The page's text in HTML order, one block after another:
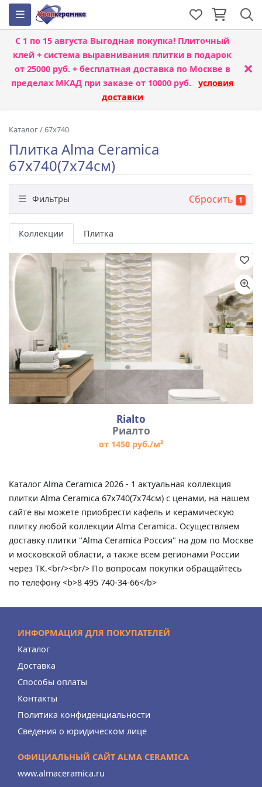
С 1 по 15 августа Выгодная покупка! Плиточный
клей + система выравнивания плитки в подарок
от 25000 руб. + бесплатная доставка по Москве в
пределах МКАД при заказе от 10000 руб. условия
доставки
×
Каталог/67x740
Плитка Alma Ceramica
67x740(7x74см)
Фильтры Сбросить 1
Бренд
Назначение
Размер
Коллекции Плитка
Rialto
Риалто
от 1450 руб./м²
Каталог Alma Ceramica 2026 - 1 актуальная коллекция
плитки Alma Ceramica 67x740(7x74см) с ценами, на нашем
сайте вы можете приобрести кафель и керамическую
плитку любой коллекции Alma Ceramica. Осуществляем
доставку плитки "Alma Ceramica Россия" на дом по Москве
и московской области, а также всем регионами России
через ТК.<br/><br/> По вопросам покупки обращайтесь
по телефону <b>8 495 740-34-66</b>
ИНФОРМАЦИЯ ДЛЯ ПОКУПАТЕЛЕЙ
Каталог
Доставка
Способы оплаты
Контакты
Политика конфиденциальности
Сведения о юридическом лице
ОФИЦИАЛЬНЫЙ САЙТ ALMA CERAMICA
www.almaceramica.ru